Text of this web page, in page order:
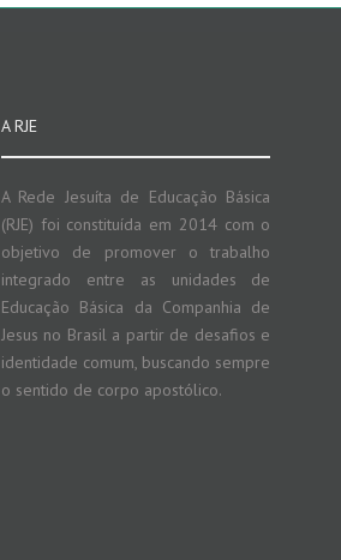
A RJE
A Rede Jesuíta de Educação Básica
(RJE) foi constituída em 2014 com o
objetivo de promover o trabalho
integrado entre as unidades de
Educação Básica da Companhia de
Jesus no Brasil a partir de desafios e
identidade comum, buscando sempre
o sentido de corpo apostólico.